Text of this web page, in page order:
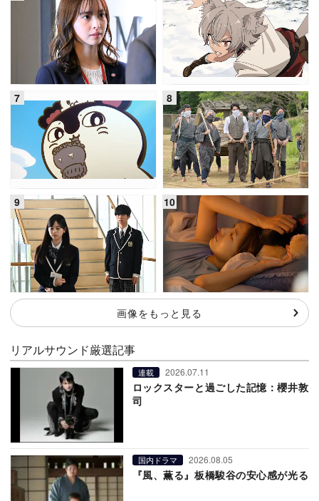
画像をもっと見る
リアルサウンド厳選記事
連載 2026.07.11
ロックスターと過ごした記憶：櫻井敦
司
国内ドラマ 2026.08.05
『風、薫る』板橋駿谷の安心感が光る